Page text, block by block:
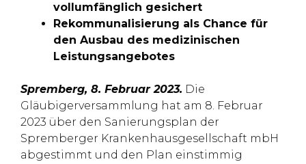
vollumfänglich gesichert
Rekommunalisierung als Chance für
den Ausbau des medizinischen
Leistungsangebotes
Spremberg, 8. Februar 2023. Die
Gläubigerversammlung hat am 8. Februar
2023 über den Sanierungsplan der
Spremberger Krankenhausgesellschaft mbH
abgestimmt und den Plan einstimmig